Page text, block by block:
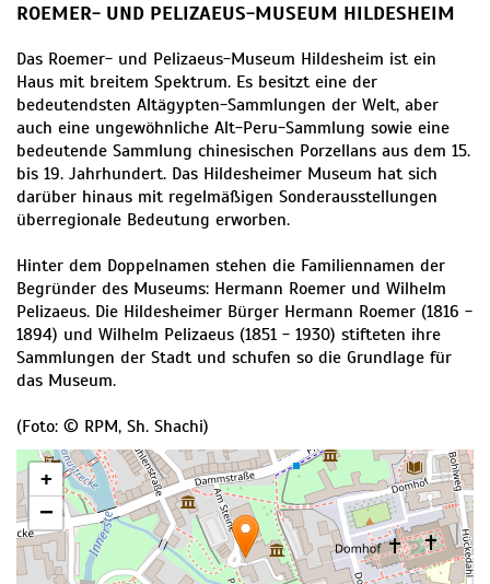
ROEMER- UND PELIZAEUS-MUSEUM HILDESHEIM
Das Roemer- und Pelizaeus-Museum Hildesheim ist ein
Haus mit breitem Spektrum. Es besitzt eine der
bedeutendsten Altägypten-Sammlungen der Welt, aber
auch eine ungewöhnliche Alt-Peru-Sammlung sowie eine
bedeutende Sammlung chinesischen Porzellans aus dem 15.
bis 19. Jahrhundert. Das Hildesheimer Museum hat sich
darüber hinaus mit regelmäßigen Sonderausstellungen
überregionale Bedeutung erworben.
Hinter dem Doppelnamen stehen die Familiennamen der
Begründer des Museums: Hermann Roemer und Wilhelm
Pelizaeus. Die Hildesheimer Bürger Hermann Roemer (1816 -
1894) und Wilhelm Pelizaeus (1851 - 1930) stifteten ihre
Sammlungen der Stadt und schufen so die Grundlage für
das Museum.
(Foto: © RPM, Sh. Shachi)
+
−